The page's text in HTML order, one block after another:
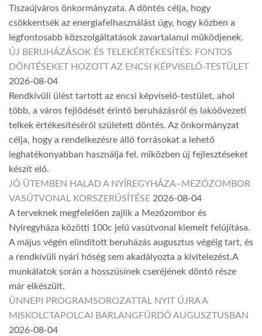
Tiszaújváros önkormányzata. A döntés célja, hogy
csökkentsék az energiafelhasználást úgy, hogy közben a
legfontosabb közszolgáltatások zavartalanul működjenek.
ÚJ BERUHÁZÁSOK ÉS TELEKÉRTÉKESÍTÉS: FONTOS
DÖNTÉSEKET HOZOTT AZ ENCSI KÉPVISELŐ-TESTÜLET
2026-08-04
Rendkívüli ülést tartott az encsi képviselő-testület, ahol
több, a város fejlődését érintő beruházásról és lakóövezeti
telkek értékesítéséről született döntés. Az önkormányzat
célja, hogy a rendelkezésre álló forrásokat a lehető
leghatékonyabban használja fel, miközben új fejlesztéseket
készít elő.
JÓ ÜTEMBEN HALAD A NYÍREGYHÁZA–MEZŐZOMBOR
VASÚTVONAL KORSZERŰSÍTÉSE 2026-08-04
A terveknek megfelelően zajlik a Mezőzombor és
Nyíregyháza közötti 100c jelű vasútvonal kiemelt felújítása.
A május végén elindított beruházás augusztus végéig tart, és
a rendkívüli nyári hőség sem akadályozta a kivitelezést.A
munkálatok során a hosszúsínek cseréjének döntő része
már elkészült.
ÜNNEPI PROGRAMSOROZATTAL NYIT ÚJRA A
MISKOLCTAPOLCAI BARLANGFÜRDŐ AUGUSZTUSBAN
2026-08-04